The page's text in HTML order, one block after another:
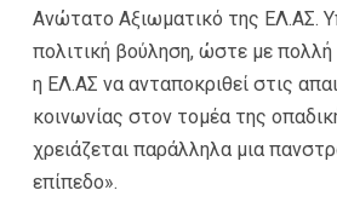
Ανώτατο Αξιωματικό της ΕΛ.ΑΣ.
πολιτική βούληση, ώστε με πολλή
η ΕΛ.ΑΣ να ανταποκριθεί στις
κοινωνίας στον τομέα της
χρειάζεται παράλληλα μια
επίπεδο».